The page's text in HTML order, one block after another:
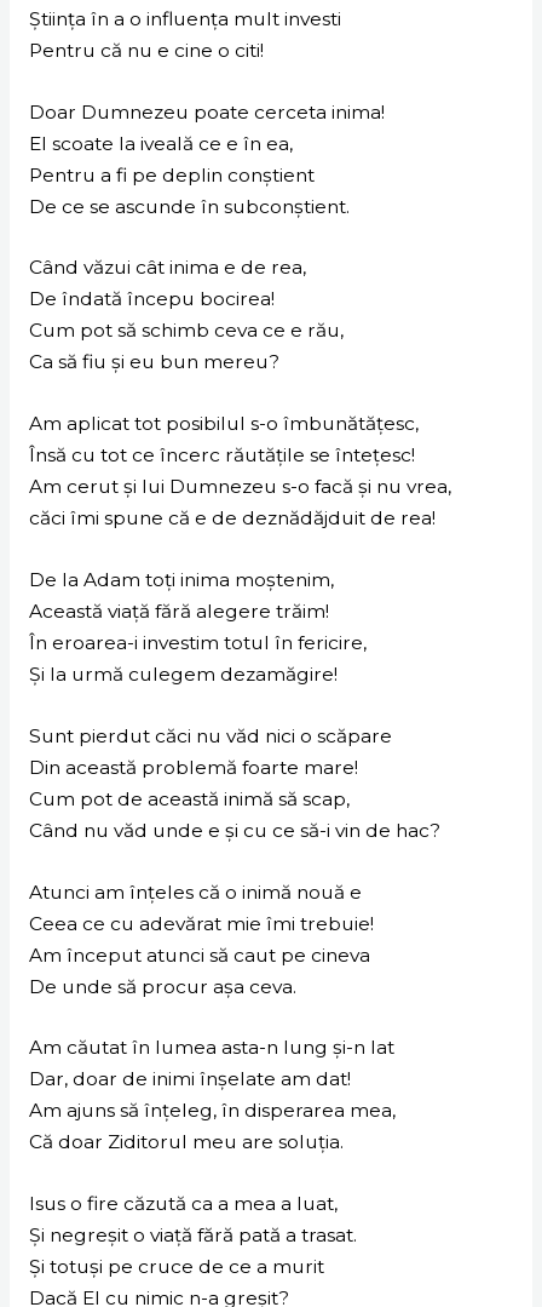
Știința în a o influența mult investi
Pentru că nu e cine o citi!
Doar Dumnezeu poate cerceta inima!
El scoate la iveală ce e în ea,
Pentru a fi pe deplin conștient
De ce se ascunde în subconștient.
Când văzui cât inima e de rea,
De îndată începu bocirea!
Cum pot să schimb ceva ce e rău,
Ca să fiu și eu bun mereu?
Am aplicat tot posibilul s-o îmbunătățesc,
Însă cu tot ce încerc răutățile se întețesc!
Am cerut și lui Dumnezeu s-o facă și nu vrea,
căci îmi spune că e de deznădăjduit de rea!
De la Adam toți inima moștenim,
Această viață fără alegere trăim!
În eroarea-i investim totul în fericire,
Și la urmă culegem dezamăgire!
Sunt pierdut căci nu văd nici o scăpare
Din această problemă foarte mare!
Cum pot de această inimă să scap,
Când nu văd unde e și cu ce să-i vin de hac?
Atunci am înțeles că o inimă nouă e
Ceea ce cu adevărat mie îmi trebuie!
Am început atunci să caut pe cineva
De unde să procur așa ceva.
Am căutat în lumea asta-n lung și-n lat
Dar, doar de inimi înșelate am dat!
Am ajuns să înțeleg, în disperarea mea,
Că doar Ziditorul meu are soluția.
Isus o fire căzută ca a mea a luat,
Și negreșit o viață fără pată a trasat.
Și totuși pe cruce de ce a murit
Dacă El cu nimic n-a greșit?